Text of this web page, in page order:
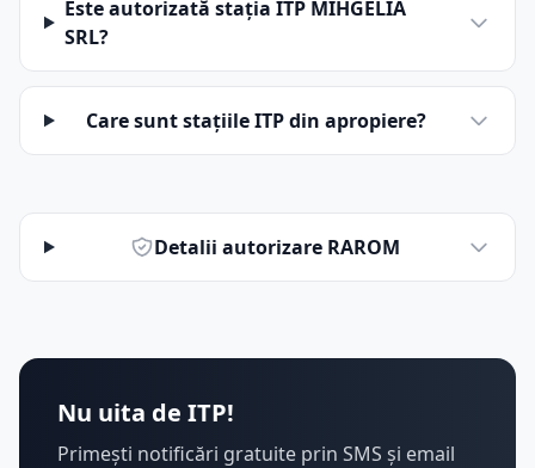
Este autorizată stația ITP MIHGELIA
SRL?
Care sunt stațiile ITP din apropiere?
Detalii autorizare RAROM
Nu uita de ITP!
Primești notificări gratuite prin SMS și email